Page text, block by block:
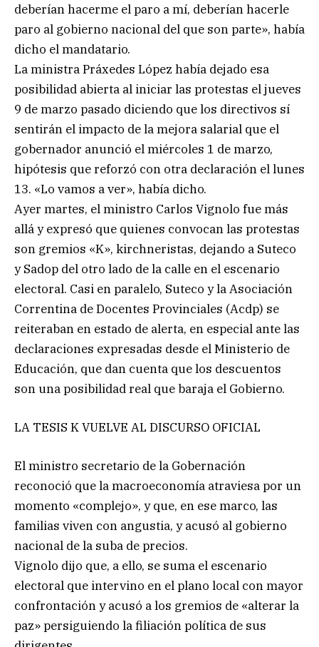
deberían hacerme el paro a mí, deberían hacerle
paro al gobierno nacional del que son parte», había
dicho el mandatario.
La ministra Práxedes López había dejado esa
posibilidad abierta al iniciar las protestas el jueves
9 de marzo pasado diciendo que los directivos sí
sentirán el impacto de la mejora salarial que el
gobernador anunció el miércoles 1 de marzo,
hipótesis que reforzó con otra declaración el lunes
13. «Lo vamos a ver», había dicho.
Ayer martes, el ministro Carlos Vignolo fue más
allá y expresó que quienes convocan las protestas
son gremios «K», kirchneristas, dejando a Suteco
y Sadop del otro lado de la calle en el escenario
electoral. Casi en paralelo, Suteco y la Asociación
Correntina de Docentes Provinciales (Acdp) se
reiteraban en estado de alerta, en especial ante las
declaraciones expresadas desde el Ministerio de
Educación, que dan cuenta que los descuentos
son una posibilidad real que baraja el Gobierno.
LA TESIS K VUELVE AL DISCURSO OFICIAL
El ministro secretario de la Gobernación
reconoció que la macroeconomía atraviesa por un
momento «complejo», y que, en ese marco, las
familias viven con angustia, y acusó al gobierno
nacional de la suba de precios.
Vignolo dijo que, a ello, se suma el escenario
electoral que intervino en el plano local con mayor
confrontación y acusó a los gremios de «alterar la
paz» persiguiendo la filiación política de sus